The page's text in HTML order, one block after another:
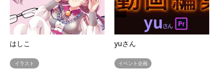
はしこ
イラスト
yuさん
イベント企画